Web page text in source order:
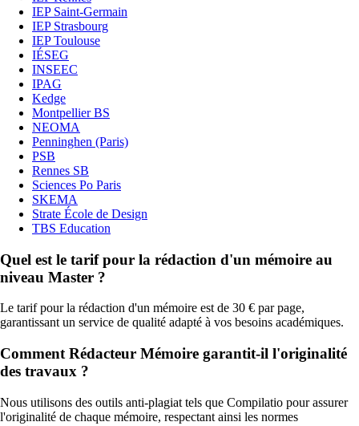
IEP Saint-Germain
IEP Strasbourg
IEP Toulouse
IÉSEG
INSEEC
IPAG
Kedge
Montpellier BS
NEOMA
Penninghen (Paris)
PSB
Rennes SB
Sciences Po Paris
SKEMA
Strate École de Design
TBS Education
Quel est le tarif pour la rédaction d'un mémoire au
niveau Master ?
Le tarif pour la rédaction d'un mémoire est de 30 € par page,
garantissant un service de qualité adapté à vos besoins académiques.
Comment Rédacteur Mémoire garantit-il l'originalité
des travaux ?
Nous utilisons des outils anti-plagiat tels que Compilatio pour assurer
l'originalité de chaque mémoire, respectant ainsi les normes